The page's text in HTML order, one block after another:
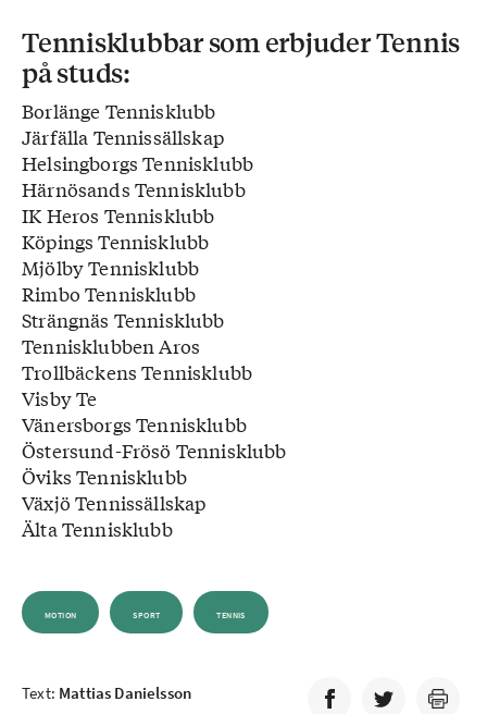
Tennisklubbar som erbjuder Tennis
på studs:
Borlänge Tennisklubb
Järfälla Tennissällskap
Helsingborgs Tennisklubb
Härnösands Tennisklubb
IK Heros Tennisklubb
Köpings Tennisklubb
Mjölby Tennisklubb
Rimbo Tennisklubb
Strängnäs Tennisklubb
Tennisklubben Aros
Trollbäckens Tennisklubb
Visby Te
Vänersborgs Tennisklubb
Östersund-Frösö Tennisklubb
Öviks Tennisklubb
Växjö Tennissällskap
Älta Tennisklubb
MOTION SPORT TENNIS
Text: Mattias Danielsson